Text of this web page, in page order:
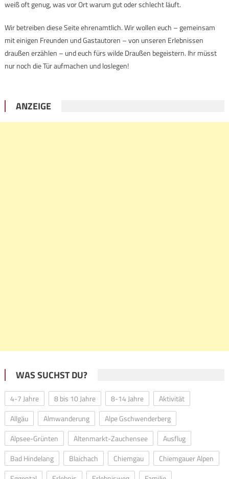
weiß oft genug, was vor Ort warum gut oder schlecht läuft.
Wir betreiben diese Seite ehrenamtlich. Wir wollen euch – gemeinsam
mit einigen Freunden und Gastautoren – von unseren Erlebnissen
draußen erzählen – und euch fürs wilde Draußen begeistern. Ihr müsst
nur noch die Tür aufmachen und loslegen!
ANZEIGE
WAS SUCHST DU?
4-7 Jahre 8 bis 10 Jahre 8-14 Jahre
Aktivität
Allgäu
Almwanderung
Alpe Gschwenderberg
Alpsee-Grünten
Altenmarkt-Zauchensee
Ausflug
Bad Hindelang
Blaichach Chiemgau
Chiemgauer Alpen